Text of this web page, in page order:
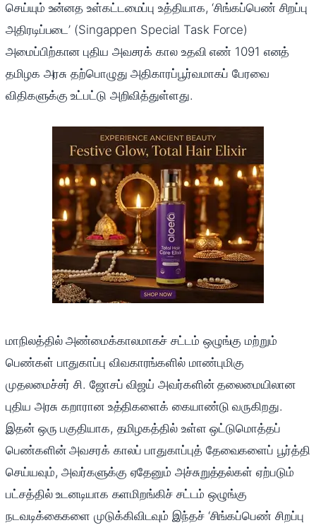
செய்யும் உன்னத உள்கட்டமைப்பு உத்தியாக, ‘சிங்கப்பெண் சிறப்பு
அதிரடிப்படை’ (Singappen Special Task Force)
அமைப்பிற்கான புதிய அவசரக் கால உதவி எண் 1091 எனத்
தமிழக அரசு தற்பொழுது அதிகாரப்பூர்வமாகப் பேரவை
விதிகளுக்கு உட்பட்டு அறிவித்துள்ளது.
மாநிலத்தில் அண்மைக்காலமாகச் சட்டம் ஒழுங்கு மற்றும்
பெண்கள் பாதுகாப்பு விவகாரங்களில் மாண்புமிகு
முதலமைச்சர் சி. ஜோசப் விஜய் அவர்களின் தலைமையிலான
புதிய அரசு கறாரான உத்திகளைக் கையாண்டு வருகிறது.
இதன் ஒரு பகுதியாக, தமிழகத்தில் உள்ள ஒட்டுமொத்தப்
பெண்களின் அவசரக் காலப் பாதுகாப்புத் தேவைகளைப் பூர்த்தி
செய்யவும், அவர்களுக்கு ஏதேனும் அச்சுறுத்தல்கள் ஏற்படும்
பட்சத்தில் உடனடியாக களமிறங்கிச் சட்டம் ஒழுங்கு
நடவடிக்கைகளை முடுக்கிவிடவும் இந்தச் ‘சிங்கப்பெண் சிறப்பு